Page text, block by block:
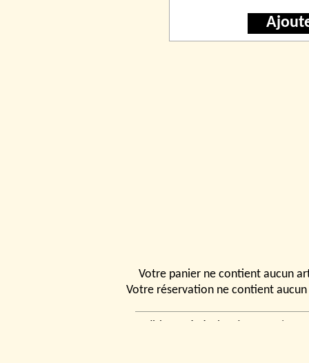
Votre panier ne contient aucun
Votre réservation ne contient